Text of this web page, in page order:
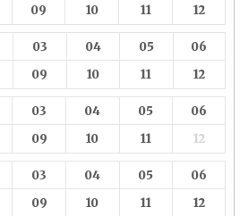
09 10 11 12
03 04 05
06
09 10 11 12
03 04 05
06
09 10 11 12
03 04 05
06
09 10 11 12